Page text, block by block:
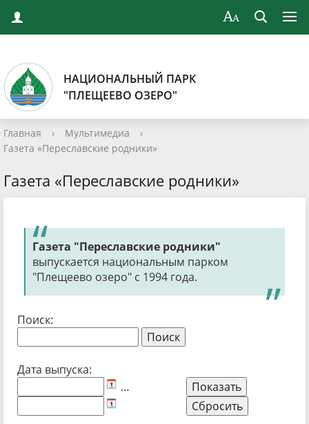
НАЦИОНАЛЬНЫЙ ПАРК
"ПЛЕЩЕЕВО ОЗЕРО"
Главная › Мультимедиа
›
Газета «Переславские родники»
Газета «Переславские родники»
Газета "Переславские родники"
выпускается национальным парком
"Плещеево озеро" с 1994 года.
Поиск:
Дата выпуска:
…